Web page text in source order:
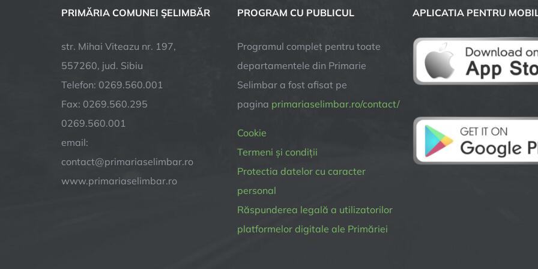
PRIMĂRIA COMUNEI ŞELIMBĂR
str. Mihai Viteazu nr. 197,
557260, jud. Sibiu
Telefon: 0269.560.001
Fax: 0269.560.295
0269.560.001
email:
contact@primariaselimbar.ro
www.primariaselimbar.ro
PROGRAM CU PUBLICUL
Programul complet pentru toate
departamentele din Primarie
Selimbar a fost afisat pe
pagina primariaselimbar.ro/contact/
Cookie
Termeni și condiții
Protectia datelor cu caracter
personal
Răspunderea legală a utilizatorilor
platformelor digitale ale Primăriei
APLICATIA PENTRU